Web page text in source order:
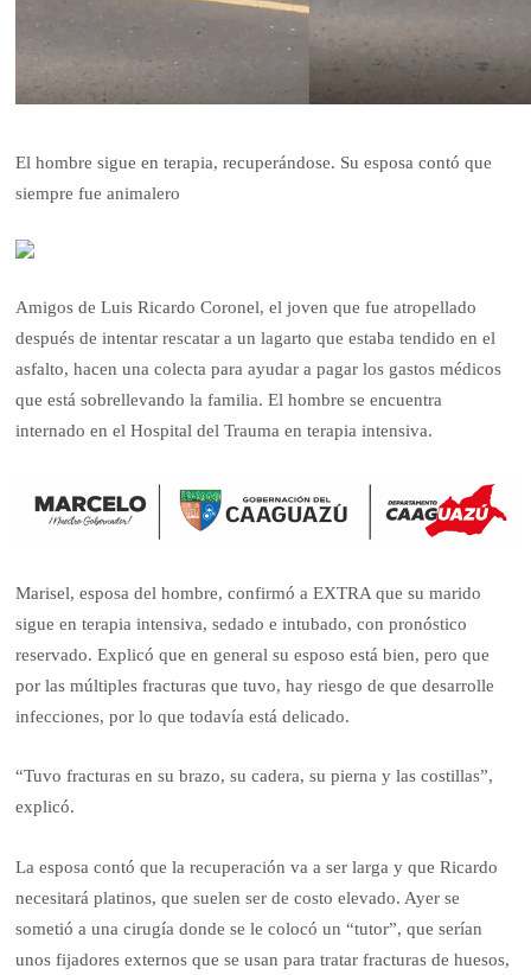
El hombre sigue en terapia, recuperándose. Su esposa contó que
siempre fue animalero
Amigos de Luis Ricardo Coronel, el joven que fue atropellado
después de intentar rescatar a un lagarto que estaba tendido en el
asfalto, hacen una colecta para ayudar a pagar los gastos médicos
que está sobrellevando la familia. El hombre se encuentra
internado en el Hospital del Trauma en terapia intensiva.
Marisel, esposa del hombre, confirmó a EXTRA que su marido
sigue en terapia intensiva, sedado e intubado, con pronóstico
reservado. Explicó que en general su esposo está bien, pero que
por las múltiples fracturas que tuvo, hay riesgo de que desarrolle
infecciones, por lo que todavía está delicado.
“Tuvo fracturas en su brazo, su cadera, su pierna y las costillas”,
explicó.
La esposa contó que la recuperación va a ser larga y que Ricardo
necesitará platinos, que suelen ser de costo elevado. Ayer se
sometió a una cirugía donde se le colocó un “tutor”, que serían
unos fijadores externos que se usan para tratar fracturas de huesos,